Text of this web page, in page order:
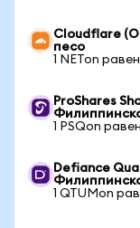
Cloudflare
песо
1 NETon равен
ProShares
1 PSQon
Defiance
1 QTUMon